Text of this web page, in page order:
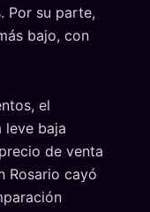
Por su parte,
bajo, con
el
leve baja
de venta
Rosario cayó